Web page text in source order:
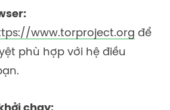
www.torproject.org để
phù hợp với hệ điều